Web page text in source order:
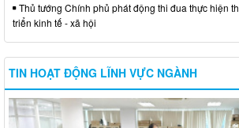
Thủ tướng Chính phủ phát động thi đua thực hiện
triển kinh tế - xã hội
TIN HOẠT ĐỘNG LĨNH VỰC NGÀNH